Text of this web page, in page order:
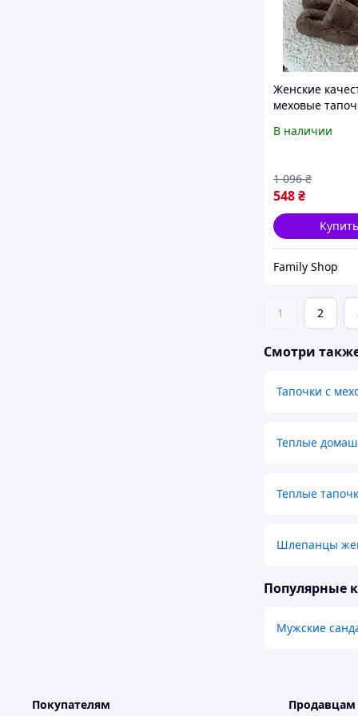
Женские
меховые
стильные
В наличии
548₴
1 096 ₴
Купить
Family Shop
1 2
Смотри
Тапочки с
Теплые
Теплые
Шлепанцы
Популярные
Мужские
Покупателям Продавцам